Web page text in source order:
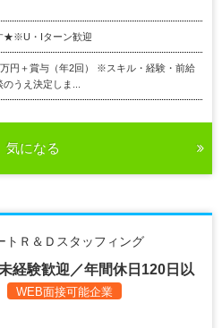
★※U・Iターン歓迎
円＋賞与（年2回） ※スキル・経験・前給
うえ決定しま...
気になる
トＲ＆Ｄスタッフィング
経験歓迎／年間休日120日以
WEB面接可能企業